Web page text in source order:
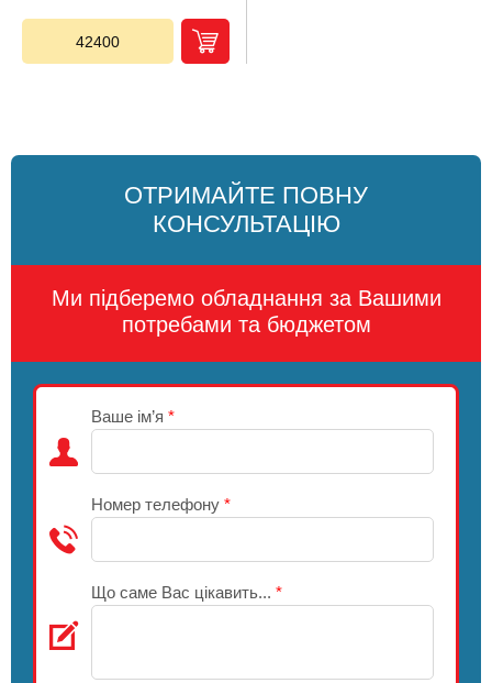
42400
ОТРИМАЙТЕ ПОВНУ
КОНСУЛЬТАЦІЮ
Ми підберемо обладнання за Вашими
потребами та бюджетом
Ваше ім’я *
Номер телефону *
Що саме Вас цікавить... *